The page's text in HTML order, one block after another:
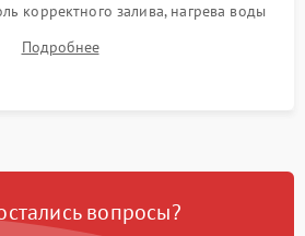
корректного залива, нагрева воды
отсутствия посторонних шумов,
абсолютной сухости в поддоне.
Подробнее
вопросы?